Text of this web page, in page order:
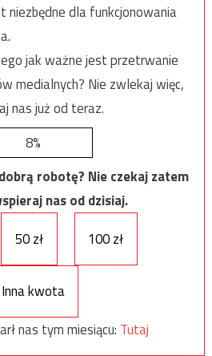
dla funkcjonowania
jak ważne jest przetrwanie
medialnych? Nie zwlekaj więc,
nas już od teraz.
8%
robotę? Nie czekaj zatem
nas od dzisiaj.
50 zł 100 zł
Inna kwota
nas tym miesiącu: Tutaj